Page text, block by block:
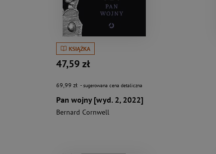
KSIĄŻKA
47,59 zł
69,99 zł - sugerowana cena detaliczna
Pan wojny [wyd. 2, 2022]
Bernard Cornwell